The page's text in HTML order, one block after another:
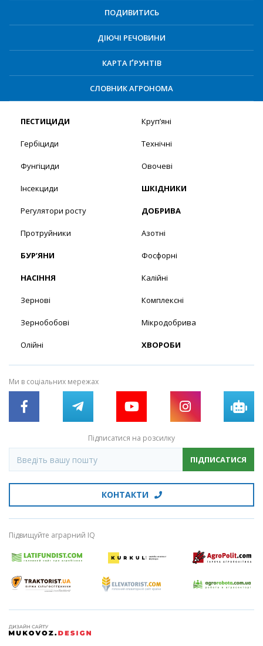
ПОДИВИТИСЬ
ДІЮЧІ РЕЧОВИНИ
КАРТА ҐРУНТІВ
СЛОВНИК АГРОНОМА
ПЕСТИЦИДИ
Гербіциди
Фунгіциди
Інсекциди
Регулятори росту
Протруйники
БУР’ЯНИ
НАСІННЯ
Зернові
Зернобобові
Олійні
Круп’яні
Технічні
Овочеві
ШКІДНИКИ
ДОБРИВА
Азотні
Фосфорні
Калійні
Комплексні
Мікродобрива
ХВОРОБИ
Ми в соціальних мережах
Підписатися на розсилку
ПІДПИСАТИСЯ
КОНТАКТИ
Підвищуйте аграрний IQ